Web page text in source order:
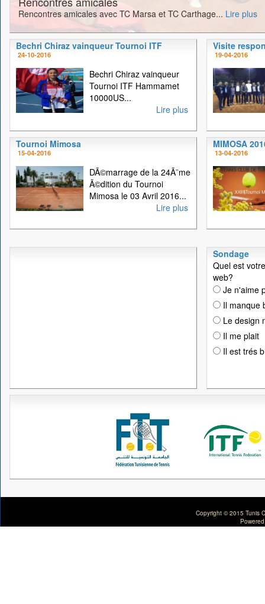
Rencontres amicales avec TC Marsa et TC Carthage... Lire plus
Bechri Chiraz vainqueur Tournoi ITF
24-10-2016
Bechri Chiraz vainqueur
Tournoi ITF Hammamet
10000US...
Lire plus
Visite
19-04-2016
Tournoi Mimosa
15-04-2016
DÃ©marrage de la 24Ã¨me
Ã©dition du Tournoi
Mimosa le 03 Avril 2016...
Lire plus
MIMOSA
13-04-2016
Sondage
Quel est
web?
Je n'aime
Il manque
Le design
Il me plait
Il est trés
Copyright © 2015 Tunis